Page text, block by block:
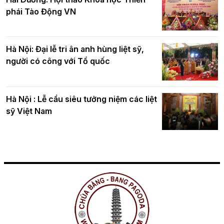
phái Tào Động VN
Hà Nội: Đại lễ tri ân anh hùng liệt sỹ,
người có công với Tổ quốc
Hà Nội : Lễ cầu siêu tưởng niệm các liệt
sỹ Việt Nam